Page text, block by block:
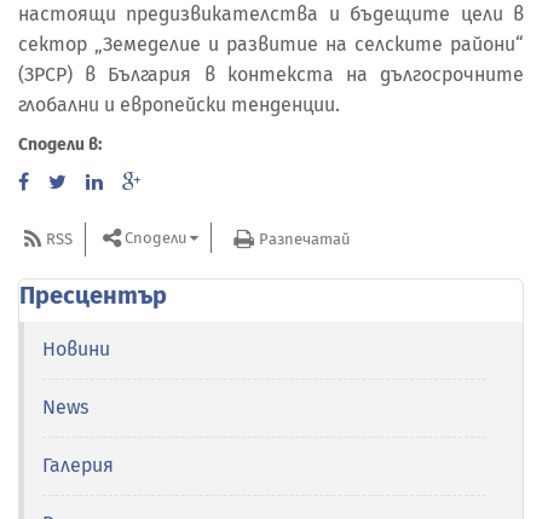
настоящи предизвикателства и бъдещите цели в
сектор „Земеделие и развитие на селските райони“
(ЗРСР) в България в контекста на дългосрочните
глобални и европейски тенденции.
Сподели в:
RSS Сподели Разпечатай
Пресцентър
Новини
News
Галерия